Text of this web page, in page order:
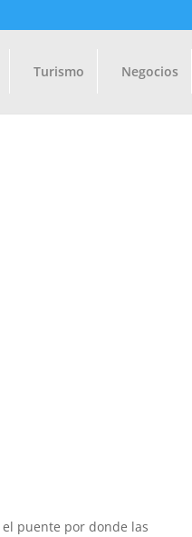
Turismo Negocios
puente por donde las